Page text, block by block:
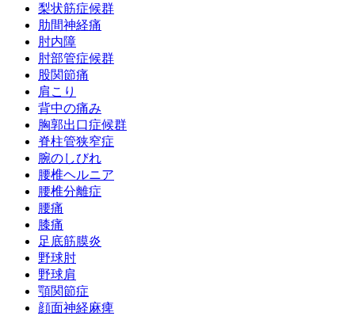
梨状筋症候群
肋間神経痛
肘内障
肘部管症候群
股関節痛
肩こり
背中の痛み
胸郭出口症候群
脊柱管狭窄症
腕のしびれ
腰椎ヘルニア
腰椎分離症
腰痛
膝痛
足底筋膜炎
野球肘
野球肩
顎関節症
顔面神経麻痺